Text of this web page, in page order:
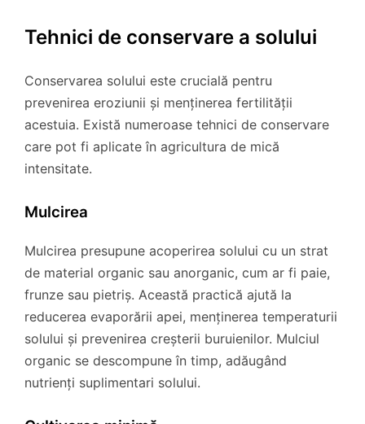
Tehnici de conservare a solului
Conservarea solului este crucială pentru
prevenirea eroziunii și menținerea fertilității
acestuia. Există numeroase tehnici de conservare
care pot fi aplicate în agricultura de mică
intensitate.
Mulcirea
Mulcirea presupune acoperirea solului cu un strat
de material organic sau anorganic, cum ar fi paie,
frunze sau pietriș. Această practică ajută la
reducerea evaporării apei, menținerea temperaturii
solului și prevenirea creșterii buruienilor. Mulciul
organic se descompune în timp, adăugând
nutrienți suplimentari solului.